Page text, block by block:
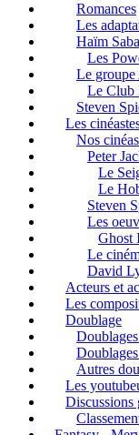
Romances
Les
Haïm
Les
Le
Le Club
Steven
Les
Nos
Peter
Le
Le
Steven
Les
Ghost
Le
David
Acteurs et
Les
Doublage
Autres
Les
Discussions